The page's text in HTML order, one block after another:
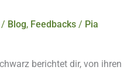
/ Blog, Feedbacks / Pia
berichtet dir, von ihren